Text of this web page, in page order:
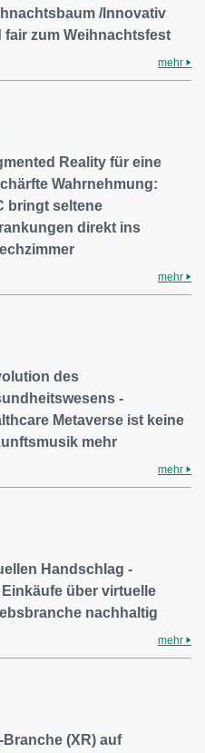
/Innovativ
fair zum Weihnachtsfest
mehr
Reality für eine
Wahrnehmung:
bringt seltene
direkt ins
mehr
des
-
Metaverse ist keine
mehr
mehr
Handschlag -
über virtuelle
nachhaltig
mehr
(XR) auf